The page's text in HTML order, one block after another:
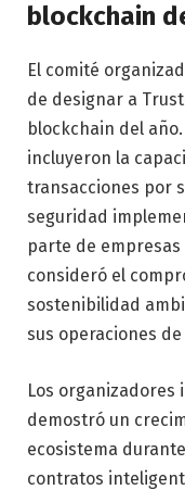
blockchain
El comité
de designar a
blockchain del
incluyeron la
transacciones por
seguridad
parte de
consideró el
sostenibilidad
sus operaciones
Los
demostró un
ecosistema
contratos